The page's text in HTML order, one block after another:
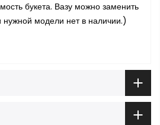
букета. Вазу можно заменить
нужной модели нет в наличии.)